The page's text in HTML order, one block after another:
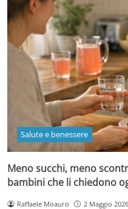
Salute e benessere
Meno succhi, meno
bambini che li chiedono
Raffaele Moauro 2 Maggio 2026